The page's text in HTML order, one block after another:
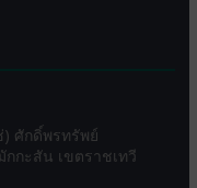
ศักดิ์พรทรัพย์
กะสัน เขตราชเทวี